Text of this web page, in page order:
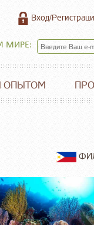
Вход/
МИРЕ:
ОПЫТОМ